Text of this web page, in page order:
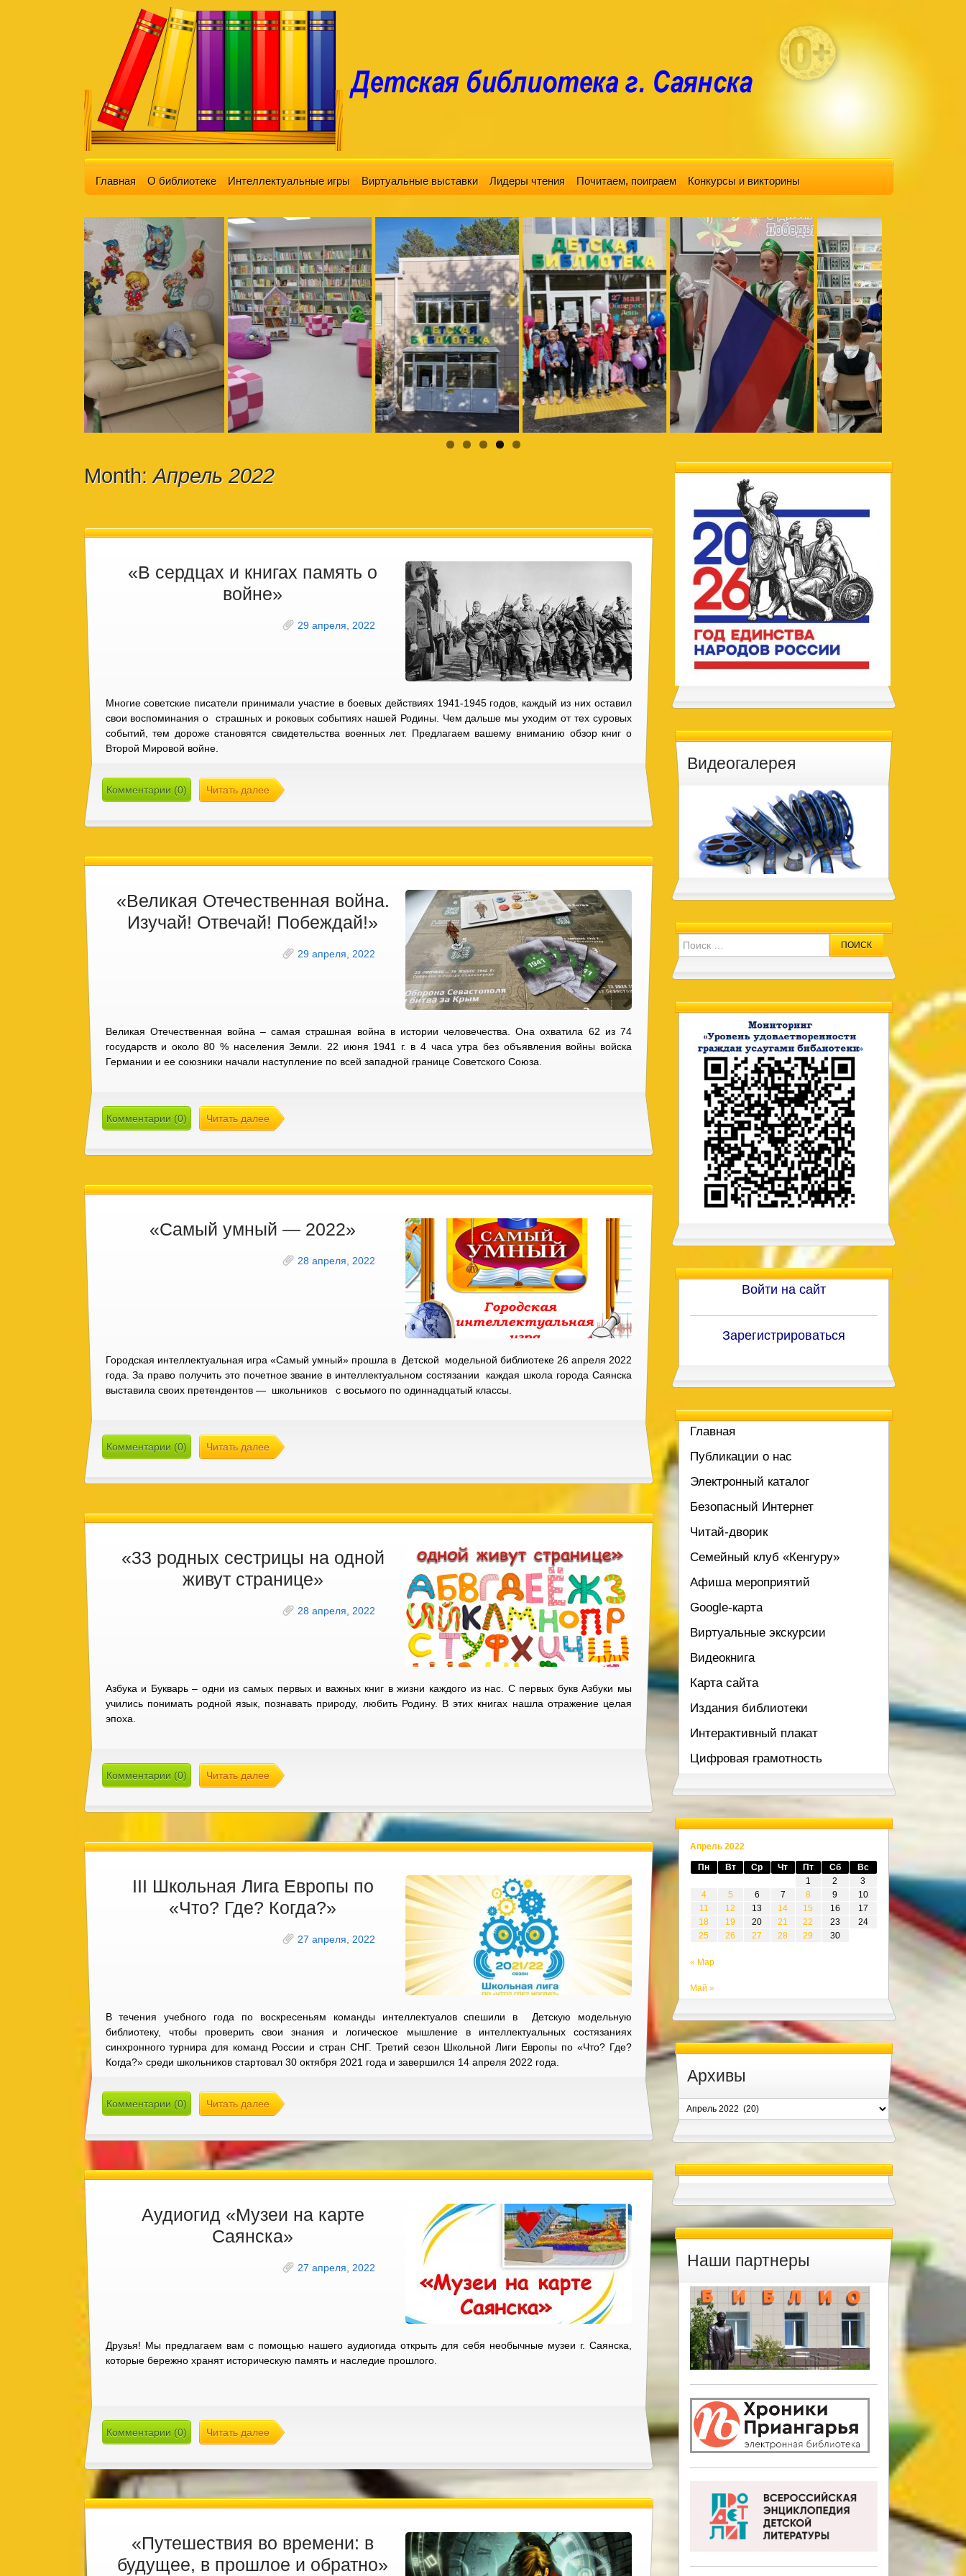
Главная О библиотеке Интеллектуальные игры Виртуальные выставки Лидеры чтения Почитаем, поиграем Конкурсы и викторины
Month:Апрель 2022
«В сердцах и книгах память о
войне»
29 апреля, 2022
Многие советские писатели принимали участие в боевых действиях 1941-1945 годов, каждый из них оставил
свои воспоминания о страшных и роковых событиях нашей Родины. Чем дальше мы уходим от тех суровых
событий, тем дороже становятся свидетельства военных лет. Предлагаем вашему вниманию обзор книг о
Второй Мировой войне.
Комментарии (0) Читать далее
«Великая Отечественная война.
Изучай! Отвечай! Побеждай!»
29 апреля, 2022
Великая Отечественная война – самая страшная война в истории человечества. Она охватила 62 из 74
государств и около 80 % населения Земли. 22 июня 1941 г. в 4 часа утра без объявления войны войска
Германии и ее союзники начали наступление по всей западной границе Советского Союза.
Комментарии (0) Читать далее
«Самый умный — 2022»
28 апреля, 2022
Городская интеллектуальная игра «Самый умный» прошла в Детской модельной библиотеке 26 апреля 2022
года. За право получить это почетное звание в интеллектуальном состязании каждая школа города Саянска
выставила своих претендентов — школьников с восьмого по одиннадцатый классы.
Комментарии (0) Читать далее
«33 родных сестрицы на одной
живут странице»
28 апреля, 2022
Азбука и Букварь – одни из самых первых и важных книг в жизни каждого из нас. С первых букв Азбуки мы
учились понимать родной язык, познавать природу, любить Родину. В этих книгах нашла отражение целая
эпоха.
Комментарии (0) Читать далее
III Школьная Лига Европы по
«Что? Где? Когда?»
27 апреля, 2022
В течения учебного года по воскресеньям команды интеллектуалов спешили в Детскую модельную
библиотеку, чтобы проверить свои знания и логическое мышление в интеллектуальных состязаниях
синхронного турнира для команд России и стран СНГ. Третий сезон Школьной Лиги Европы по «Что? Где?
Когда?» среди школьников стартовал 30 октября 2021 года и завершился 14 апреля 2022 года.
Комментарии (0) Читать далее
Аудиогид «Музеи на карте
Саянска»
27 апреля, 2022
Друзья! Мы предлагаем вам с помощью нашего аудиогида открыть для себя необычные музеи г. Саянска,
которые бережно хранят историческую память и наследие прошлого.
Комментарии (0) Читать далее
«Путешествия во времени: в
будущее, в прошлое и обратно»
Видеогалерея
Search for:
Войти на сайт
Зарегистрироваться
Главная
Публикации о нас
Электронный каталог
Безопасный Интернет
Читай-дворик
Семейный клуб «Кенгуру»
Афиша мероприятий
Google-карта
Виртуальные экскурсии
Видеокнига
Карта сайта
Издания библиотеки
Интерактивный плакат
Цифровая грамотность
Апрель 2022
Пн Вт Ср Чт Пт Сб
Вс
1
2
3
4
5 6 7 8 9
10
11
12 13 14 15 16
17
18
19 20 21 22 23
24
25
26 27 28 29 30
« Мар
Май »
Архивы
Архивы
Наши партнеры